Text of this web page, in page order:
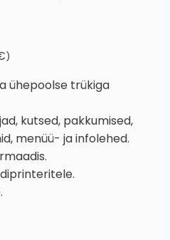
)
ühepoolse trükiga
kutsed, pakkumised,
menüü- ja infolehed.